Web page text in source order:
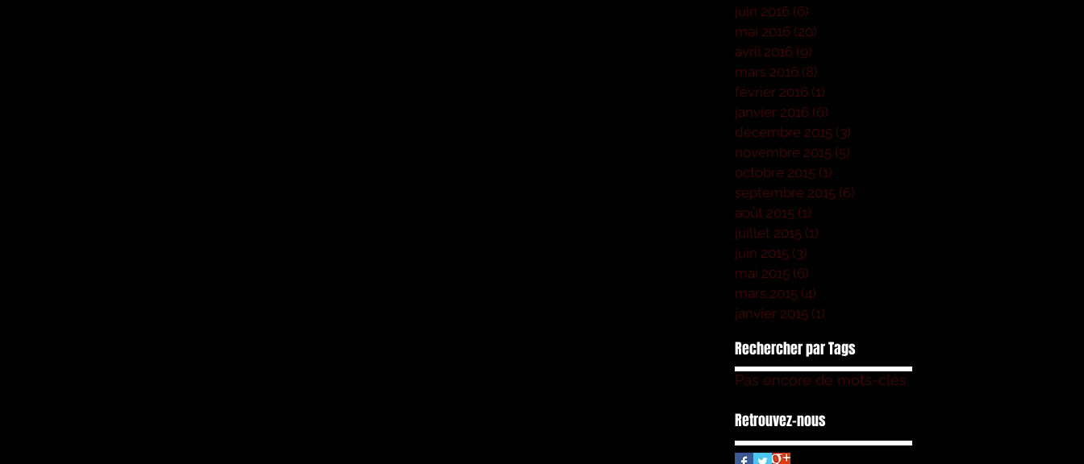
juin 2016 (6)
mai 2016 (20)
avril 2016 (9)
mars 2016 (8)
février 2016 (1)
janvier 2016 (6)
décembre 2015 (3)
novembre 2015 (5)
octobre 2015 (1)
septembre 2015 (6)
août 2015 (1)
juillet 2015 (1)
juin 2015 (3)
mai 2015 (6)
mars 2015 (4)
janvier 2015 (1)
Rechercher par Tags
Pas encore de mots-clés.
Retrouvez-nous